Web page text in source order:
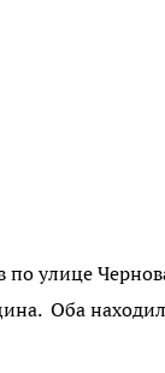
улице
Оба